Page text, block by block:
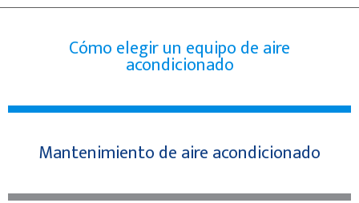
Cómo elegir un equipo de aire
acondicionado
Mantenimiento de aire acondicionado